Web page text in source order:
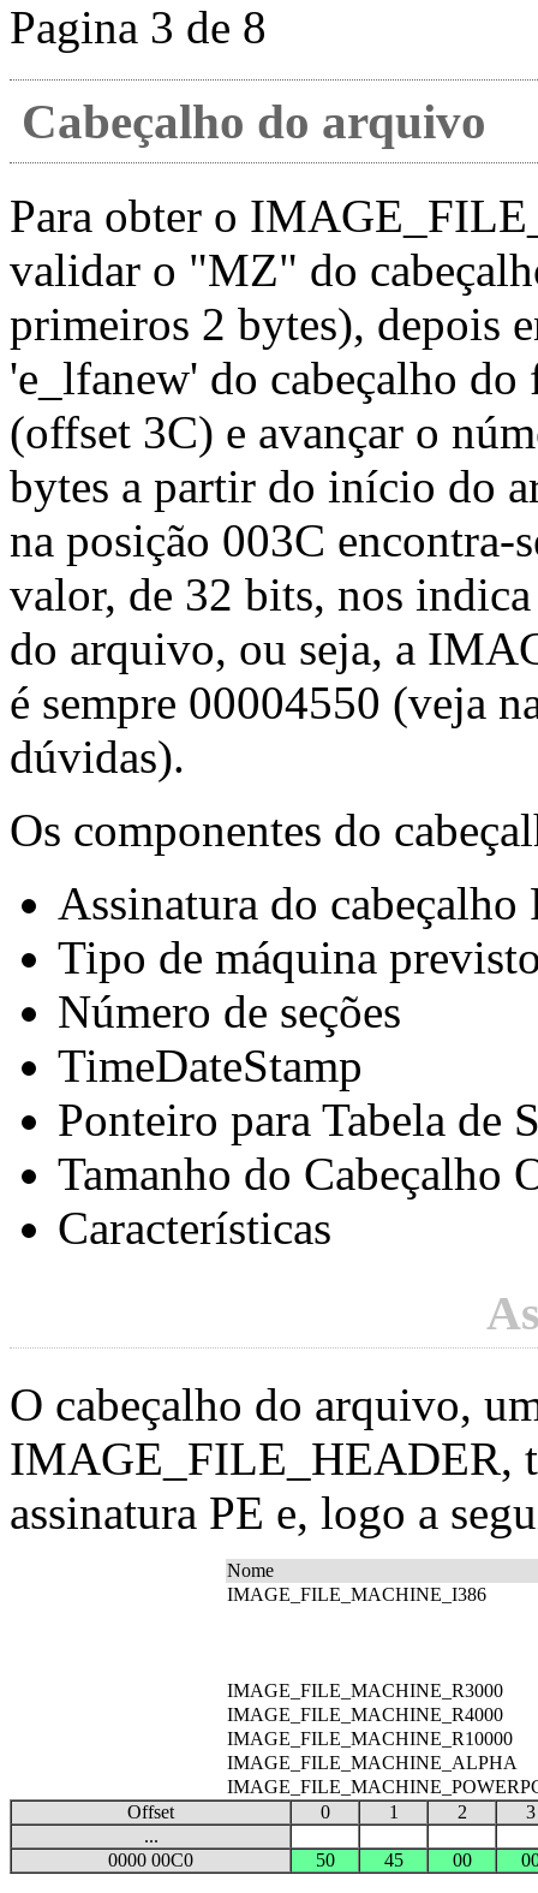
Pagina 3 de 8
Cabeçalho do arquivo
Para obter o
validar o "MZ" do
primeiros 2 bytes), depois
'e_lfanew' do cabeçalho
(offset 3C) e avançar o
bytes a partir do início do
na posição 003C encontra-
valor, de 32 bits, nos
do arquivo, ou seja, a
é sempre 00004550 (veja
dúvidas).
Os componentes do
Assinatura do cabeçalho
Tipo de máquina
Número de seções
TimeDateStamp
Ponteiro para Tabela de
Tamanho do Cabeçalho
Características
O cabeçalho do arquivo,
IMAGE_FILE_HEADER,
assinatura PE e, logo a
Nome
IMAGE_FILE_MACHINE_I386
IMAGE_FILE_MACHINE_R3000
IMAGE_FILE_MACHINE_R4000
IMAGE_FILE_MACHINE_R10000
IMAGE_FILE_MACHINE_ALPHA
Offset
0 1 2
3
...
0000 00C0
50 45 00